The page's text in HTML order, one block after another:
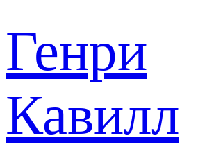
Генри
Кавилл